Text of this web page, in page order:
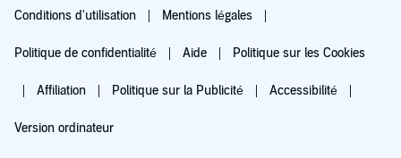
Conditions d'utilisation Mentions légales
Politique de confidentialité Aide Politique sur les Cookies
Affiliation Politique sur la Publicité Accessibilité
Version ordinateur